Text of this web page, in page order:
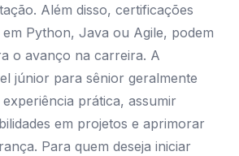
Além disso, certificações
Python, Java ou Agile, podem
o avanço na carreira. A
júnior para sênior geralmente
prática, assumir
em projetos e aprimorar
Para quem deseja iniciar